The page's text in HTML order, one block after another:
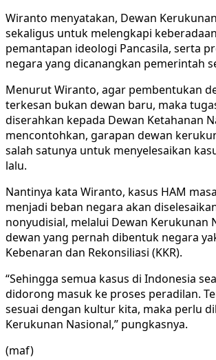
Wiranto menyatakan, Dewan
sekaligus untuk melengkapi
pemantapan ideologi Pancasila, serta
negara yang dicanangkan pemerintah
Menurut Wiranto, agar pembentukan
terkesan bukan dewan baru, maka
diserahkan kepada Dewan Ketahanan
mencontohkan, garapan dewan
salah satunya untuk menyelesaikan
lalu.
Nantinya kata Wiranto, kasus HAM
menjadi beban negara akan
nonyudisial, melalui Dewan Kerukunan
dewan yang pernah dibentuk negara
Kebenaran dan Rekonsiliasi (KKR).
“Sehingga semua kasus di Indonesia
didorong masuk ke proses peradilan.
sesuai dengan kultur kita, maka perlu
Kerukunan Nasional,” pungkasnya.
(maf)